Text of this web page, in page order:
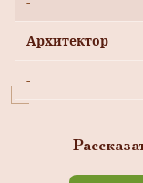
Архитектор
-